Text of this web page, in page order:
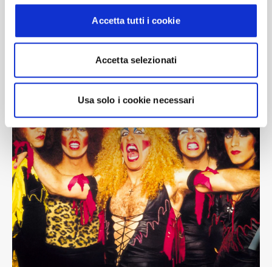
dalla Dichiarazione sui cookie.
Utilizziamo i cookie per personalizzare contenuti ed
analizzare il nostro traffico. Condividiamo inoltre
informazioni sul modo in cui utilizza il nostro sito con i
nostri partner che si occupano di analisi dei dati web,
pubblicità e social media, i quali potrebbero combinarle
con altre informazioni che ha fornito loro o che hanno
raccolto dal suo utilizzo dei loro servizi.
Accetta tutti i cookie
Accetta selezionati
Usa solo i cookie necessari